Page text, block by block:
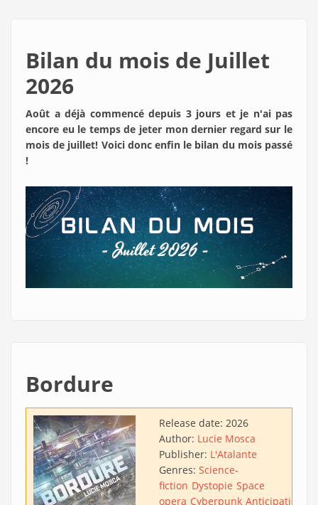
Bilan du mois de Juillet
2026
Août a déjà commencé depuis 3 jours et je n'ai pas
encore eu le temps de jeter mon dernier regard sur le
mois de juillet! Voici donc enfin le bilan du mois passé
!
Bordure
Release date: 2026
Author: Lucie Mosca
Publisher: L'Atalante
Genres: Science-
fiction Dystopie Space
opera Cyberpunk Anticipation